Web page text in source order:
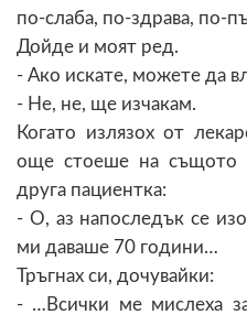
по-слаба, по-здрава, по-
Дойде и моят ред.
- Ако искате, можете да
- Не, не, ще изчакам.
Когато излязох от
още стоеше на същото
друга пациентка:
- О, аз напоследък се
ми даваше 70 години…
Тръгнах си, дочувайки:
- …Всички ме мислеха